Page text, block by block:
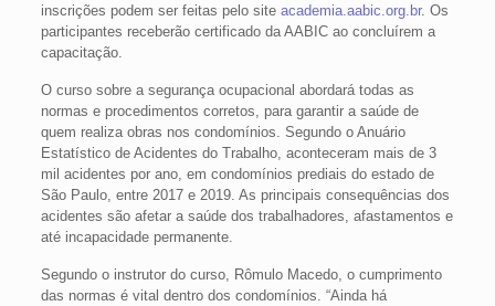
inscrições podem ser feitas pelo site academia.aabic.org.br. Os
participantes receberão certificado da AABIC ao concluírem a
capacitação.
O curso sobre a segurança ocupacional abordará todas as
normas e procedimentos corretos, para garantir a saúde de
quem realiza obras nos condomínios. Segundo o Anuário
Estatístico de Acidentes do Trabalho, aconteceram mais de 3
mil acidentes por ano, em condomínios prediais do estado de
São Paulo, entre 2017 e 2019. As principais consequências dos
acidentes são afetar a saúde dos trabalhadores, afastamentos e
até incapacidade permanente.
Segundo o instrutor do curso, Rômulo Macedo, o cumprimento
das normas é vital dentro dos condomínios. “Ainda há